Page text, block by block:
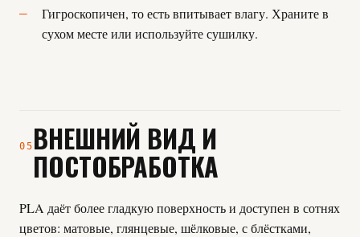
Гигроскопичен, то есть впитывает влагу. Храните в
сухом месте или используйте сушилку.
05 ВНЕШНИЙ ВИД И
ПОСТОБРАБОТКА
PLA даёт более гладкую поверхность и доступен в сотнях
цветов: матовые, глянцевые, шёлковые, с блёстками,